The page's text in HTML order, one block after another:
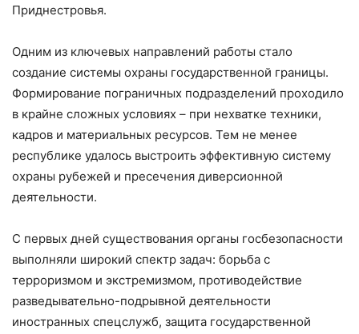
Приднестровья.
Одним из ключевых направлений работы стало
создание системы охраны государственной границы.
Формирование пограничных подразделений проходило
в крайне сложных условиях – при нехватке техники,
кадров и материальных ресурсов. Тем не менее
республике удалось выстроить эффективную систему
охраны рубежей и пресечения диверсионной
деятельности.
С первых дней существования органы госбезопасности
выполняли широкий спектр задач: борьба с
терроризмом и экстремизмом, противодействие
разведывательно-подрывной деятельности
иностранных спецслужб, защита государственной